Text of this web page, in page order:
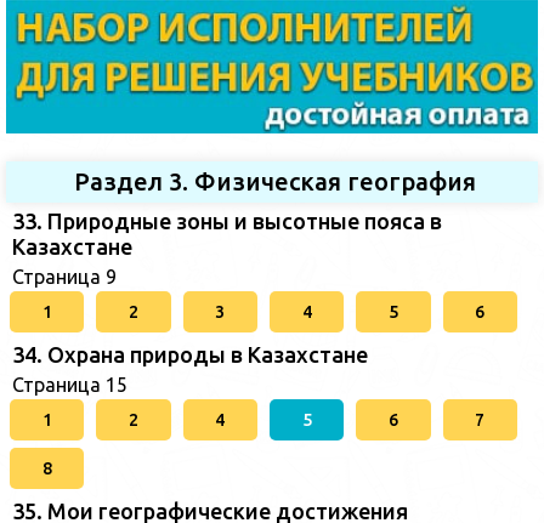
Раздел 3. Физическая география
33. Природные зоны и высотные пояса в
Казахстане
Страница 9
1 2 3 4 5 6
34. Охрана природы в Казахстане
Страница 15
1 2 4 5 6 7
8
35. Мои географические достижения